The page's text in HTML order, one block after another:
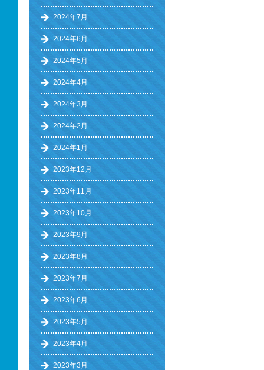
2024年7月
2024年6月
2024年5月
2024年4月
2024年3月
2024年2月
2024年1月
2023年12月
2023年11月
2023年10月
2023年9月
2023年8月
2023年7月
2023年6月
2023年5月
2023年4月
2023年3月